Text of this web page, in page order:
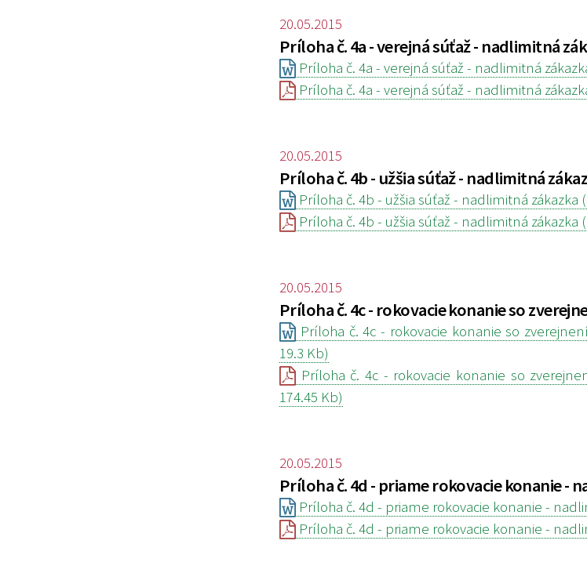
20.05.2015
Príloha č. 4a - verejná súťaž - nadlimitná
Príloha č. 4a - verejná súťaž - nadlimitná
Príloha č. 4a - verejná súťaž - nadlimitná
20.05.2015
Príloha č. 4b - užšia súťaž - nadlimitná
Príloha č. 4b - užšia súťaž - nadlimitná zákazka
Príloha č. 4b - užšia súťaž - nadlimitná zákazka
20.05.2015
Príloha č. 4c - rokovacie konanie so
Príloha č. 4c - rokovacie konanie so
19.3 Kb)
Príloha č. 4c - rokovacie konanie so
174.45 Kb)
20.05.2015
Príloha č. 4d - priame rokovacie konanie -
Príloha č. 4d - priame rokovacie konanie -
Príloha č. 4d - priame rokovacie konanie -